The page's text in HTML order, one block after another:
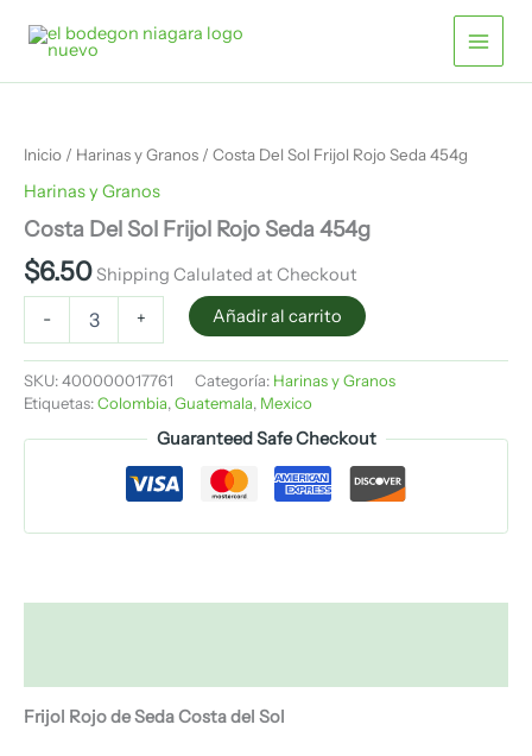
contenido
Inicio / Harinas y Granos / Costa Del Sol Frijol Rojo Seda 454g
Harinas y Granos
Costa Del Sol Frijol Rojo Seda 454g
$6.50 Shipping Calulated at Checkout
-
Frijol
Rojo
454g
cantidad
+ Añadir al carrito
SKU:400000017761 Categoría: Harinas y Granos
Etiquetas:Colombia, Guatemala, Mexico
Guaranteed Safe Checkout
Frijol Rojo de Seda Costa del Sol
Rojo
Seda
454g